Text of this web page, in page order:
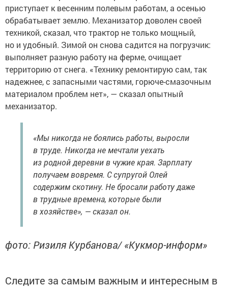
приступает к весенним полевым работам, а осенью
обрабатывает землю. Механизатор доволен своей
техникой, сказал, что трактор не только мощный,
но и удобный. Зимой он снова садится на погрузчик:
выполняет разную работу на ферме, очищает
территорию от снега. «Технику ремонтирую сам, так
надежнее, с запасными частями, горюче-смазочным
материалом проблем нет», — сказал опытный
механизатор.
«Мы никогда не боялись работы, выросли
в труде. Никогда не мечтали уехать
из родной деревни в чужие края. Зарплату
получаем вовремя. С супругой Олей
содержим скотину. Не бросали работу даже
в трудные времена, которые были
в хозяйстве», — сказал он.
фото: Ризиля Курбанова/ «Кукмор-информ»
Следите за самым важным и интересным в